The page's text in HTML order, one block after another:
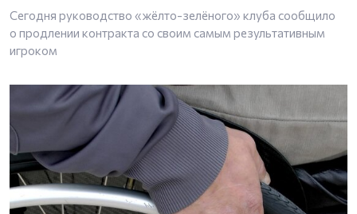
Сегодня руководство «жёлто-зелёного» клуба сообщило
о продлении контракта со своим самым результативным
игроком